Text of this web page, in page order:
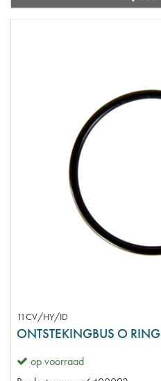
11CV/HY/ID
ONTSTEKINGBUS O RING
op voorraad